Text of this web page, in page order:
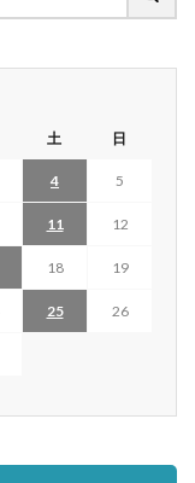
土 日
4 5
11 12
18 19
25 26